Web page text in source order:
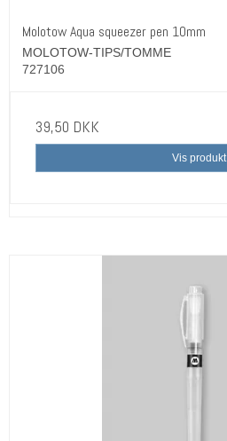
Molotow Aqua squeezer pen 10mm
MOLOTOW-TIPS/TOMME
727106
39,50 DKK
Vis produkt